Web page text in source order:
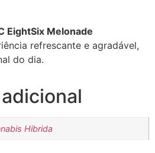
EightSix Melonade
refrescante e agradável,
do dia.
Hibrida